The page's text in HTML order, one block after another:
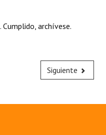
Cumplido, archívese.
Siguiente